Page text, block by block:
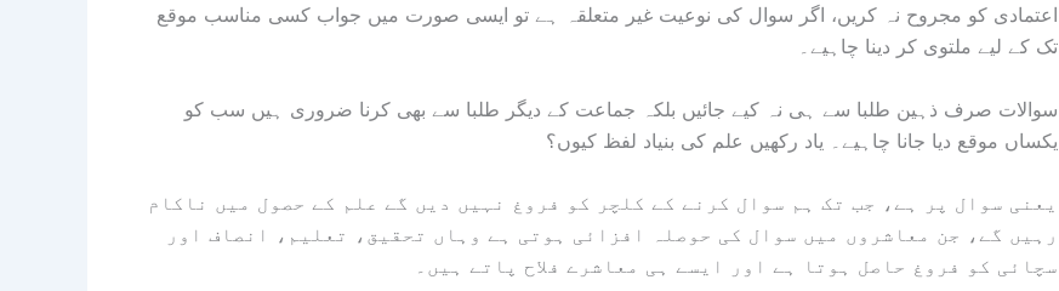
اعتمادی کو مجروح نہ کریں، اگر سوال کی نوعیت غیر متعلقہ ہے تو ایسی صورت میں جواب کسی مناسب موقع
تک کے لیے ملتوی کر دینا چاہیے۔
سوالات صرف ذہین طلبا سے ہی نہ کیے جائیں بلکہ جماعت کے دیگر طلبا سے بھی کرنا ضروری ہیں سب کو
یکساں موقع دیا جانا چاہیے۔ یاد رکھیں علم کی بنیاد لفظ کیوں؟
یعنی سوال پر ہے، جب تک ہم سوال کرنے کے کلچر کو فروغ نہیں دیں گے علم کے حصول میں ناکام
رہیں گے، جن معاشروں میں سوال کی حوصلہ افزائی ہوتی ہے وہاں تحقیق، تعلیم، انصاف اور
سچائی کو فروغ حاصل ہوتا ہے اور ایسے ہی معاشرے فلاح پاتے ہیں۔